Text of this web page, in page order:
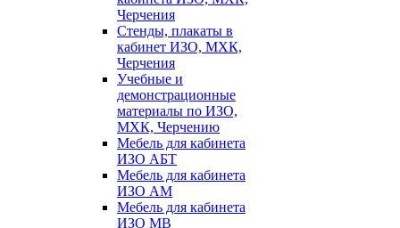
Черчения
Стенды, плакаты в
кабинет ИЗО, МХК,
Черчения
Учебные и
демонстрационные
материалы по ИЗО,
МХК, Черчению
Мебель для кабинета
ИЗО АБТ
Мебель для кабинета
ИЗО АМ
Мебель для кабинета
ИЗО МВ